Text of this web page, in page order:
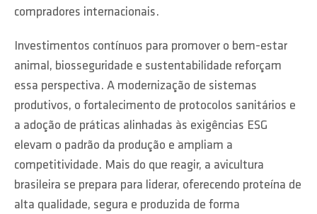
compradores internacionais.
Investimentos contínuos para promover o bem-estar
animal, biosseguridade e sustentabilidade reforçam
essa perspectiva. A modernização de sistemas
produtivos, o fortalecimento de protocolos sanitários e
a adoção de práticas alinhadas às exigências ESG
elevam o padrão da produção e ampliam a
competitividade. Mais do que reagir, a avicultura
brasileira se prepara para liderar, oferecendo proteína de
alta qualidade, segura e produzida de forma